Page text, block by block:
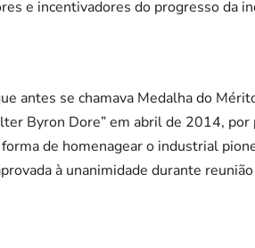
e incentivadores do progresso da
antes se chamava Medalha do
Byron Dore” em abril de 2014,
de homenagear o industrial
à unanimidade durante